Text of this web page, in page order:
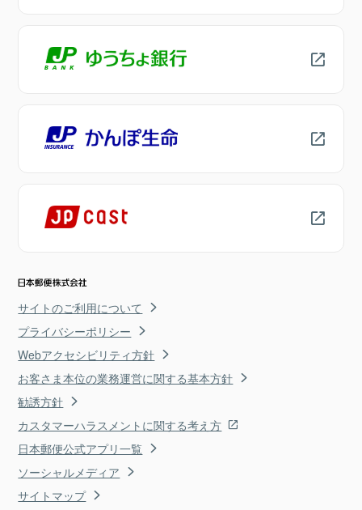
サイトのご利用について
プライバシーポリシー
Webアクセシビリティ方針
お客さま本位の業務運営に関する基本方針
勧誘方針
カスタマーハラスメントに関する考え方
日本郵便公式アプリ一覧
ソーシャルメディア
サイトマップ